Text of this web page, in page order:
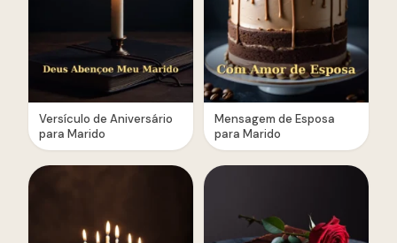
Versículo de Aniversário
para Marido
Mensagem de Esposa
para Marido